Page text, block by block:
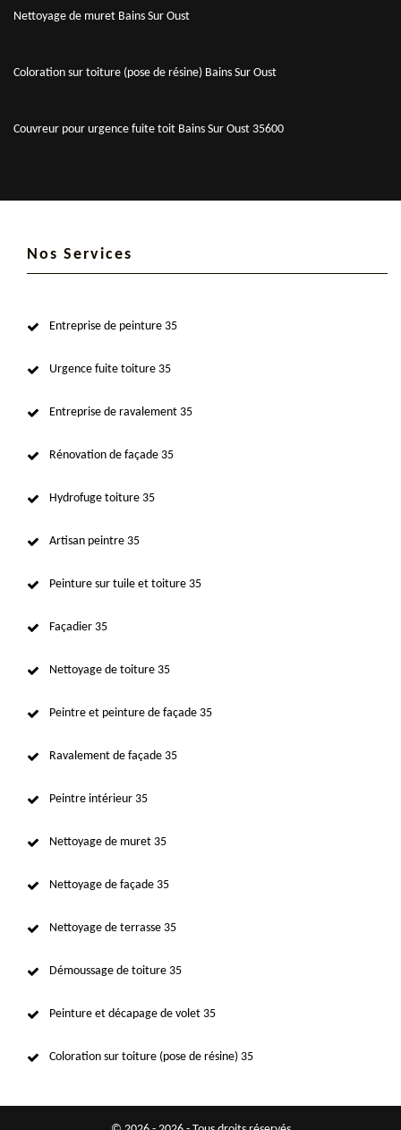
Nettoyage de muret Bains Sur Oust
Coloration sur toiture (pose de résine) Bains Sur Oust
Couvreur pour urgence fuite toit Bains Sur Oust 35600
Nos Services
Entreprise de peinture 35
Urgence fuite toiture 35
Entreprise de ravalement 35
Rénovation de façade 35
Hydrofuge toiture 35
Artisan peintre 35
Peinture sur tuile et toiture 35
Façadier 35
Nettoyage de toiture 35
Peintre et peinture de façade 35
Ravalement de façade 35
Peintre intérieur 35
Nettoyage de muret 35
Nettoyage de façade 35
Nettoyage de terrasse 35
Démoussage de toiture 35
Peinture et décapage de volet 35
Coloration sur toiture (pose de résine) 35